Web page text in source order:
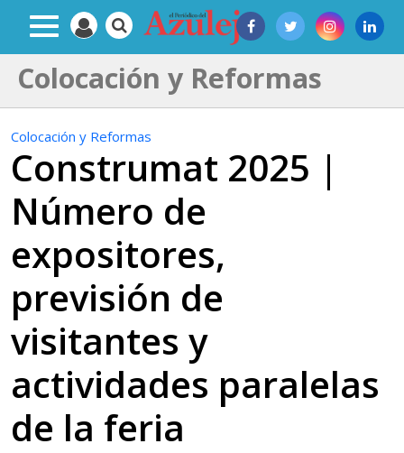
Colocación y Reformas
Colocación y Reformas
Construmat 2025 |
Número de
expositores,
previsión de
visitantes y
actividades paralelas
de la feria